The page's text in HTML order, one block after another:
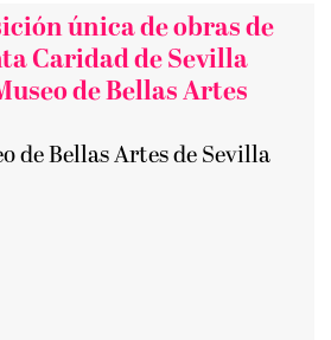
única de obras de
Caridad de Sevilla
de Bellas Artes
de Bellas Artes de Sevilla